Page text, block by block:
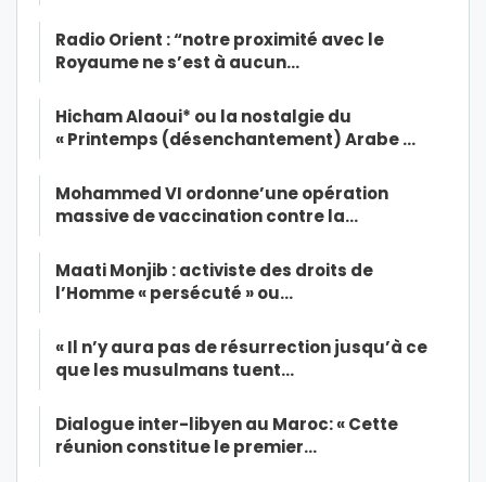
Radio Orient : “notre proximité avec le
Royaume ne s’est à aucun…
Hicham Alaoui* ou la nostalgie du
« Printemps (désenchantement) Arabe …
Mohammed VI ordonne’une opération
massive de vaccination contre la…
Maati Monjib : activiste des droits de
l’Homme « persécuté » ou…
« Il n’y aura pas de résurrection jusqu’à ce
que les musulmans tuent…
Dialogue inter-libyen au Maroc: « Cette
réunion constitue le premier…